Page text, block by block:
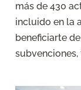
más de 430
incluido en la
beneficiarte